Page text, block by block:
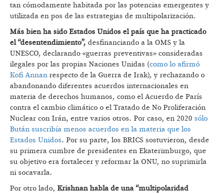
tan cómodamente habitada por las potencias emergentes y
utilizada en pos de las estrategias de multipolarización.
Más bien ha sido Estados Unidos el país que ha practicado
el “desentendimiento”, desfinanciando a la OMS y la
UNESCO, declarando «guerras preventivas» consideradas
ilegales por las propias Naciones Unidas (como lo afirmó
Kofi Annan respecto de la Guerra de Irak), y rechazando o
abandonando diferentes acuerdos internacionales en
materia de derechos humanos, como el Acuerdo de París
contra el cambio climático o el Tratado de No Proliferación
Nuclear con Irán, entre varios otros. Por caso, en 2020 sólo
Bután suscribía menos acuerdos en la materia que los
Estados Unidos. Por su parte, los BRICS sostuvieron, desde
su primera cumbre de presidentes en Ekaterimburgo, que
su objetivo era fortalecer y reformar la ONU, no suprimirla
ni socavarla.
Por otro lado, Krishnan habla de una “multipolaridad